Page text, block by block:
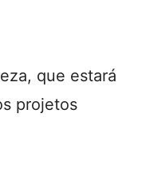
que estará
projetos